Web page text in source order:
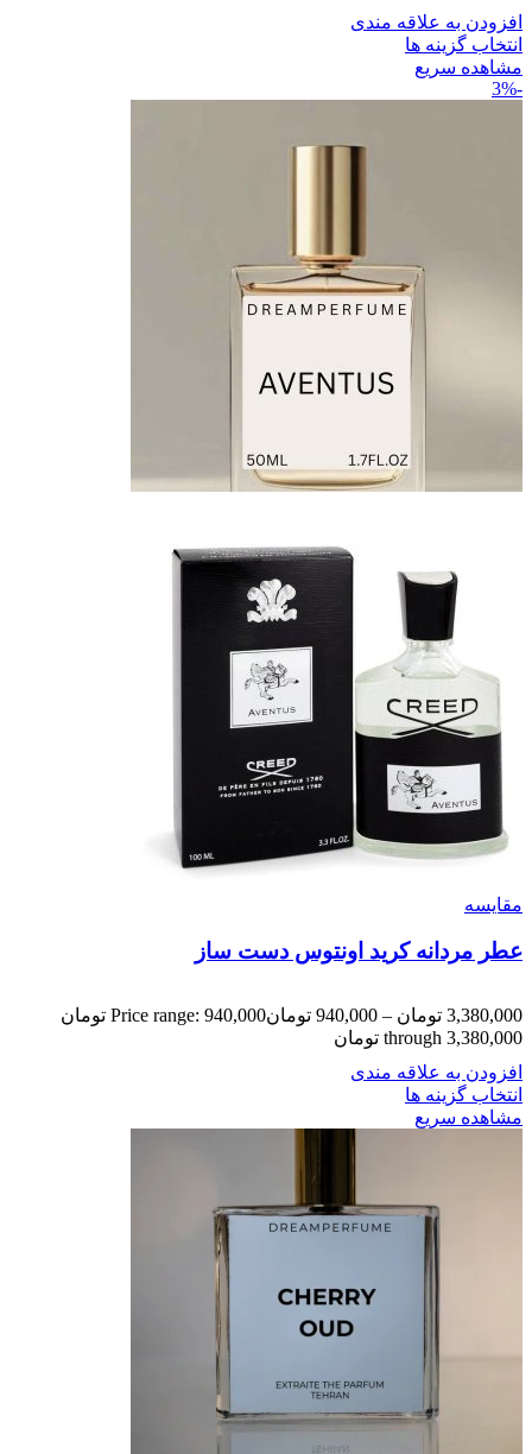
افزودن به علاقه مندی
انتخاب گزینه ها
مشاهده سریع
-3%
مقایسه
عطر مردانه کرید اونتوس دست ساز
3,380,000 تومان –
940,000 تومان
Price range: 940,000 تومان
through 3,380,000 تومان
افزودن به علاقه مندی
انتخاب گزینه ها
مشاهده سریع